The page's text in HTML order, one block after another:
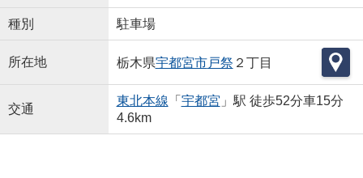
種別 駐車場
所在地 栃木県宇都宮市戸祭 ２丁目
交通
東北本線 「 宇都宮 」駅 徒歩52分車15分
4.6km